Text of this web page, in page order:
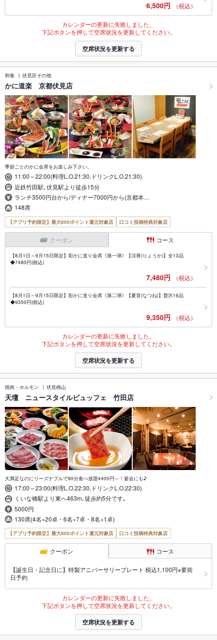
6,500円 （税込）
カレンダーの更新に失敗しました。
下記ボタンを押して空席状況を更新してください。
空席状況を更新する
和食 伏見区その他
かに道楽 京都伏見店
季節ごとのかに会席をお楽しみ下さい。
11:00～22:00(料理L.O.21:30,ドリンクL.O.21:30)
近鉄竹田駅､伏見駅より徒歩15分
ランチ3500円台から/ディナー7000円から(京都本…
148席
【アプリ予約限定】最大800ポイント還元対象店 口コミ投稿特典対象店
クーポン コース
【8月1日～9月15日限定】彩かに造り会席《第一弾》【涼香(りょうか)】全13品
◆7480円(税込)
7,480円 （税込）
【8月1日～9月15日限定】彩かに造り会席《第二弾》【夏音(なつね)】贅沢16品
◆9350円(税込)
9,350円 （税込）
カレンダーの更新に失敗しました。
下記ボタンを押して空席状況を更新してください。
空席状況を更新する
焼肉・ホルモン 伏見桃山
天壇 ニュースタイルビュッフェ 竹田店
大満足なのにリーズナブルで90分食べ放題4400円～！宴会にも♪
17:00～23:00(料理L.O.22:30,ドリンクL.O.22:30)
くいな橋駅より東へ463m､徒歩約5分です｡
5000円
130席(4名×20卓・6名×7卓・8名×1卓)
【アプリ予約限定】最大800ポイント還元対象店 口コミ投稿特典対象店
クーポン コース
【誕生日・記念日に】特製アニバーサリープレート 税込1,100円※要前
日予約
カレンダーの更新に失敗しました。
下記ボタンを押して空席状況を更新してください。
空席状況を更新する